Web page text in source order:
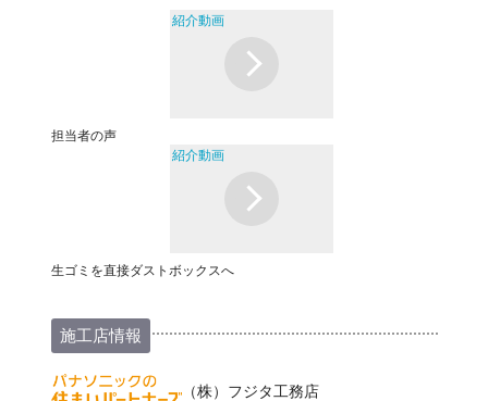
紹介動画
担当者の声
紹介動画
生ゴミを直接ダストボックスへ
施工店情報
（株）フジタ工務店